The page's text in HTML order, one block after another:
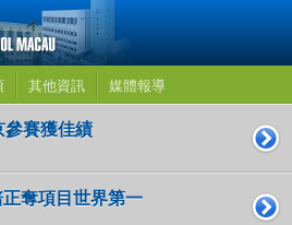
其他資訊 媒體報導
賽獲佳績
奪項目世界第一